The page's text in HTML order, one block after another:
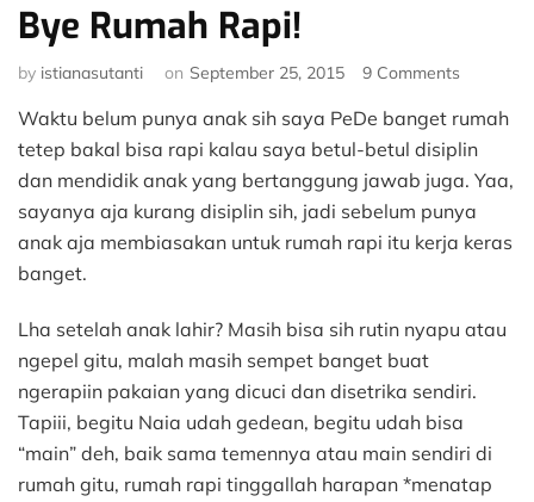
Bye Rumah Rapi!
by istianasutanti on September 25, 2015 9 Comments
Rumah
Rapi!
Waktu belum punya anak sih saya PeDe banget rumah
tetep bakal bisa rapi kalau saya betul-betul disiplin
dan mendidik anak yang bertanggung jawab juga. Yaa,
sayanya aja kurang disiplin sih, jadi sebelum punya
anak aja membiasakan untuk rumah rapi itu kerja keras
banget.
Lha setelah anak lahir? Masih bisa sih rutin nyapu atau
ngepel gitu, malah masih sempet banget buat
ngerapiin pakaian yang dicuci dan disetrika sendiri.
Tapiii, begitu Naia udah gedean, begitu udah bisa
“main” deh, baik sama temennya atau main sendiri di
rumah gitu, rumah rapi tinggallah harapan *menatap